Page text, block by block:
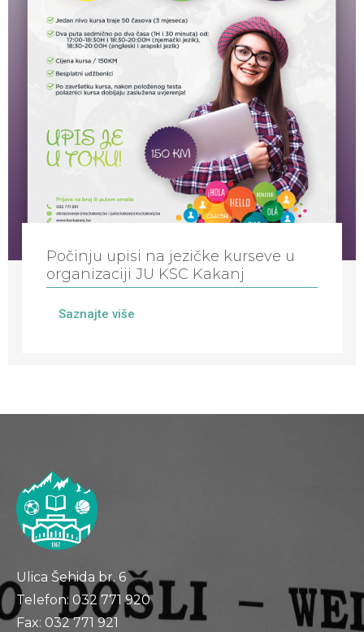
Počinju upisi na jezičke kurseve u
organizaciji JU KSC Kakanj
Saznajte više
Ulica Šehida br. 6
Telefon: 032 771 920
Fax: 032 771 921